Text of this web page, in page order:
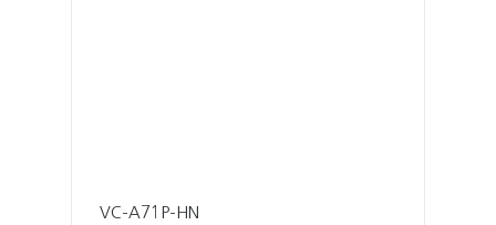
VC-A71P-HN